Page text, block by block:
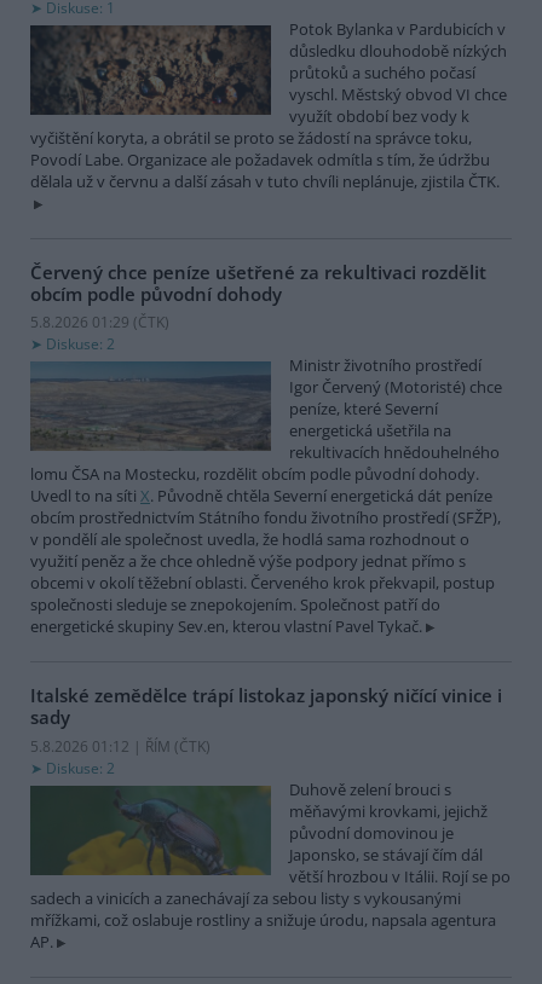
Diskuse: 1
Potok Bylanka v Pardubicích v
důsledku dlouhodobě nízkých
průtoků a suchého počasí
vyschl. Městský obvod VI chce
využít období bez vody k
vyčištění koryta, a obrátil se proto se žádostí na správce toku,
Povodí Labe. Organizace ale požadavek odmítla s tím, že údržbu
dělala už v červnu a další zásah v tuto chvíli neplánuje, zjistila ČTK.
Červený chce peníze ušetřené za rekultivaci rozdělit
obcím podle původní dohody
5.8.2026 01:29 (ČTK)
Diskuse: 2
Ministr životního prostředí
Igor Červený (Motoristé) chce
peníze, které Severní
energetická ušetřila na
rekultivacích hnědouhelného
lomu ČSA na Mostecku, rozdělit obcím podle původní dohody.
Uvedl to na síti X. Původně chtěla Severní energetická dát peníze
obcím prostřednictvím Státního fondu životního prostředí (SFŽP),
v pondělí ale společnost uvedla, že hodlá sama rozhodnout o
využití peněz a že chce ohledně výše podpory jednat přímo s
obcemi v okolí těžební oblasti. Červeného krok překvapil, postup
společnosti sleduje se znepokojením. Společnost patří do
energetické skupiny Sev.en, kterou vlastní Pavel Tykač.
Italské zemědělce trápí listokaz japonský ničící vinice i
sady
5.8.2026 01:12 | ŘÍM (ČTK)
Diskuse: 2
Duhově zelení brouci s
měňavými krovkami, jejichž
původní domovinou je
Japonsko, se stávají čím dál
větší hrozbou v Itálii. Rojí se po
sadech a vinicích a zanechávají za sebou listy s vykousanými
mřížkami, což oslabuje rostliny a snižuje úrodu, napsala agentura
AP.